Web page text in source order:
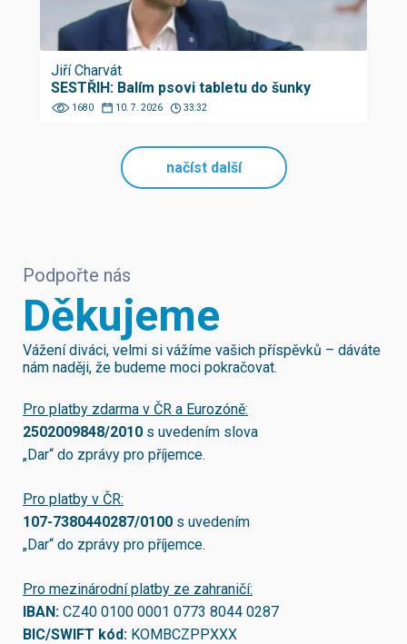
Jiří Charvát
SESTŘIH: Balím psovi tabletu do šunky
1680 10. 7. 2026 33:32
načíst další
Podpořte nás
Děkujeme
Vážení diváci, velmi si vážíme vašich příspěvků – dáváte
nám naději, že budeme moci pokračovat.
Pro platby zdarma v ČR a Eurozóně:
2502009848/2010 s uvedením slova
„Dar“ do zprávy pro příjemce.
Pro platby v ČR:
107-7380440287/0100 s uvedením
„Dar“ do zprávy pro příjemce.
Pro mezinárodní platby ze zahraničí:
IBAN: CZ40 0100 0001 0773 8044 0287
BIC/SWIFT kód: KOMBCZPPXXX